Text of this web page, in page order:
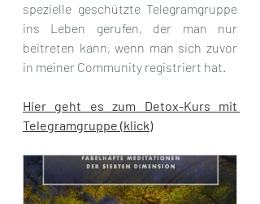
spezielle geschützte Telegramgruppe
ins Leben gerufen, der man nur
beitreten kann, wenn man sich zuvor
in meiner Community registriert hat.
Hier geht es zum Detox-Kurs mit
Telegramgruppe (klick)